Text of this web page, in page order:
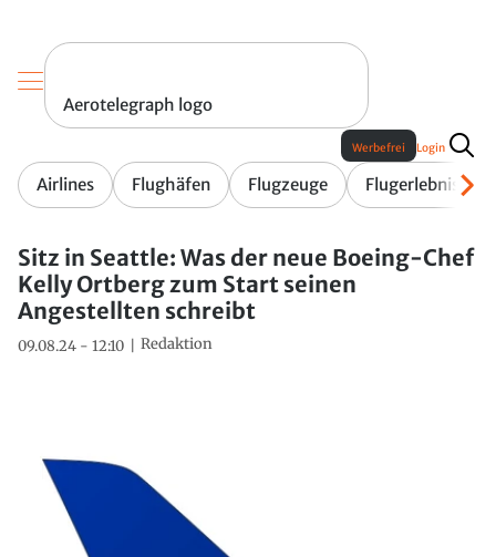
Aerotelegraph logo
Airlines Flughäfen Flugzeuge Flugerlebnis
Werbefrei Login
Sitz in Seattle: Was der neue Boeing-Chef
Kelly Ortberg zum Start seinen
Angestellten schreibt
09.08.24 - 12:10 Redaktion